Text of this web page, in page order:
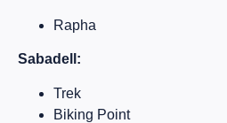
Rapha
Sabadell:
Trek
Biking Point